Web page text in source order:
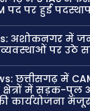
पद पर हुई
अशोकनगर में
पर उठे
छत्तीसगढ़ में
में सड़क-पुल
कार्ययोजना मंजूर